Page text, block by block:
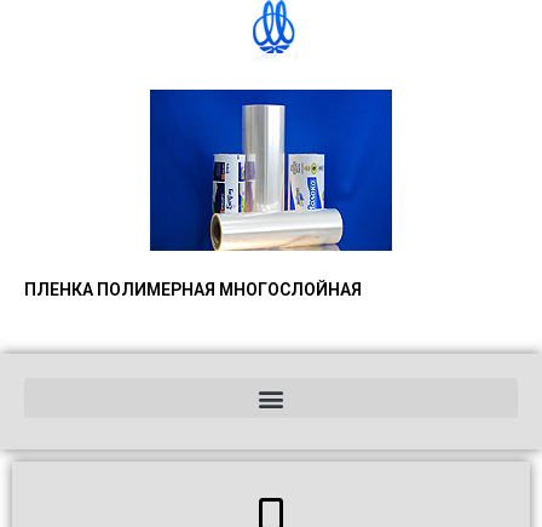
ПЛЕНКА ПОЛИМЕРНАЯ МНОГОСЛОЙНАЯ